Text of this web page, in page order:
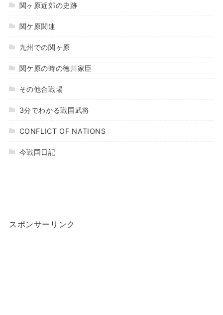
関ヶ原近郊の史跡
関ケ原関連
九州での関ヶ原
関ケ原の時の徳川家臣
その他合戦場
3分でわかる戦国武将
CONFLICT OF NATIONS
今戦国日記
スポンサーリンク